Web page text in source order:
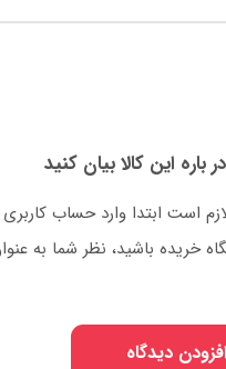
باره این کالا بیان کنید
است ابتدا وارد حساب
خریده باشید، نظر شما به
افزودن دیدگاه